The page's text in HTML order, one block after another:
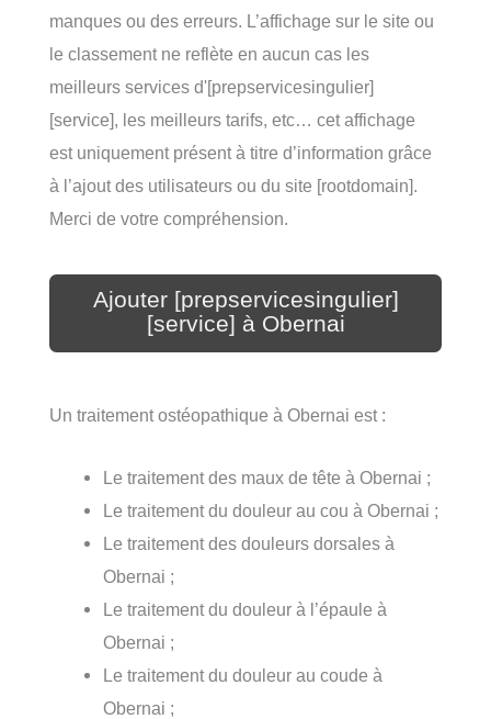
manques ou des erreurs. L’affichage sur le site ou
le classement ne reflète en aucun cas les
meilleurs services d'[prepservicesingulier]
[service], les meilleurs tarifs, etc… cet affichage
est uniquement présent à titre d’information grâce
à l’ajout des utilisateurs ou du site [rootdomain].
Merci de votre compréhension.
Ajouter [prepservicesingulier]
[service] à Obernai
Un traitement ostéopathique à Obernai est :
Le traitement des maux de tête à Obernai ;
Le traitement du douleur au cou à Obernai ;
Le traitement des douleurs dorsales à
Obernai ;
Le traitement du douleur à l’épaule à
Obernai ;
Le traitement du douleur au coude à
Obernai ;